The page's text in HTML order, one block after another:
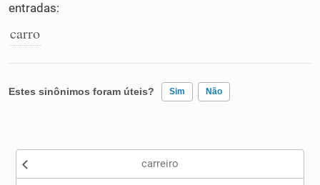
Caça-palavras
entradas:
carro
Estes sinônimos foram úteis? Sim Não
Nenhum dos sinônimos apresentados me ajudou
carreiro